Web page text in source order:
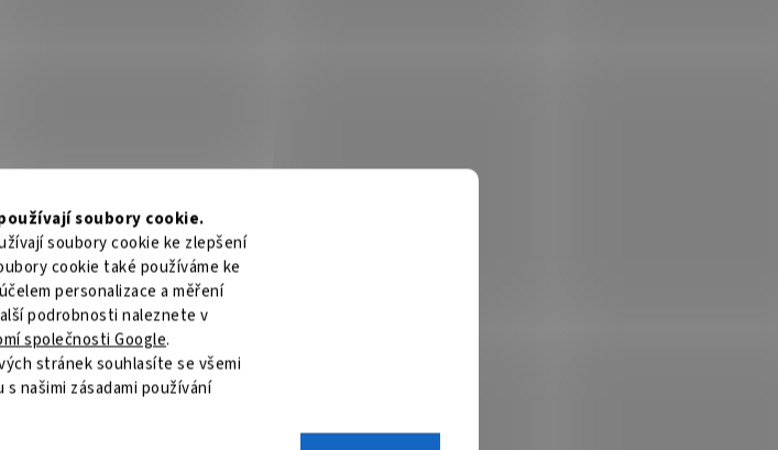
soubory cookie.
soubory cookie ke zlepšení
cookie také používáme ke
personalizace a měření
podrobnosti naleznete v
společnosti Google.
stránek souhlasíte se všemi
našimi zásadami používání